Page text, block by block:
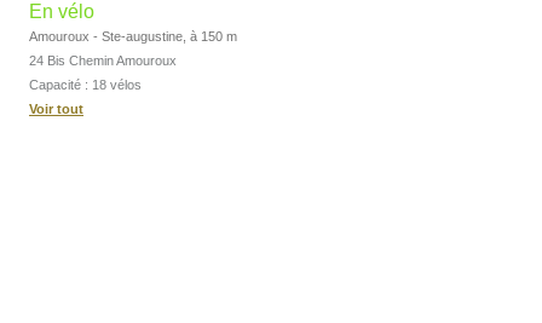
En vélo
Amouroux - Ste-augustine, à 150 m
24 Bis Chemin Amouroux
Capacité : 18 vélos
Voir tout